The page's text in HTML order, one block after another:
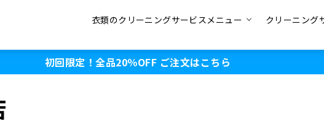
衣類のクリーニングサービスメニュー クリーニング
初回限定！全品20％OFF ご注文はこちら